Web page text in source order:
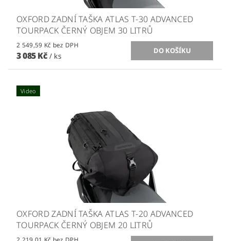
OXFORD ZADNÍ TAŠKA ATLAS T-30 ADVANCED
TOURPACK ČERNÝ OBJEM 30 LITRŮ
2 549,59 Kč bez DPH
3 085 Kč / ks
Video
OXFORD ZADNÍ TAŠKA ATLAS T-20 ADVANCED
TOURPACK ČERNÝ OBJEM 20 LITRŮ